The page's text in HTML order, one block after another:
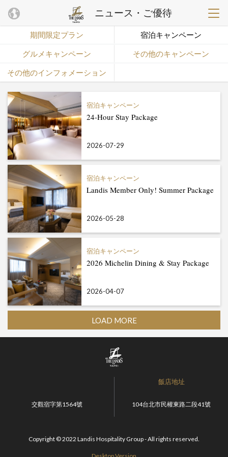
ニュース・ご優待
期間限定プラン 宿泊キャンペーン
グルメキャンペーン その他のキャンペーン
その他のインフォメーション
宿泊キャンペーン
24-Hour Stay Package
2026-07-29
宿泊キャンペーン
Landis Member Only! Summer Package
2026-05-28
宿泊キャンペーン
2026 Michelin Dining & Stay Package
2026-04-07
LOAD MORE
交觀宿字第1564號
飯店地址
104台北市民權東路二段41號
Copyright © 2022 Landis Hospitality Group - All rights reserved.